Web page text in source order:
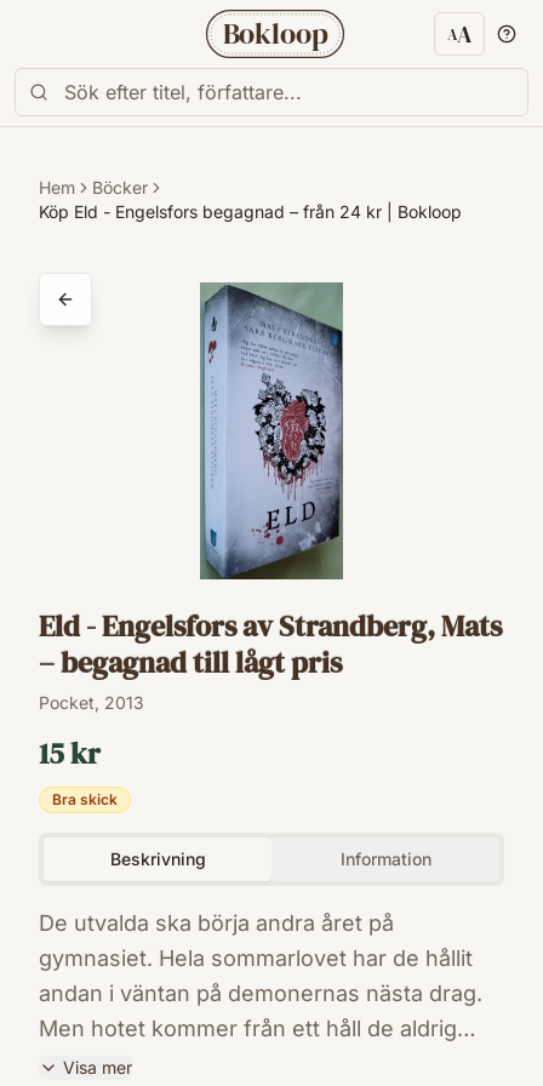
Bokloop AA
Hem
Böcker
Köp Eld - Engelsfors begagnad – från 24 kr | Bokloop
Eld - Engelsfors av Strandberg, Mats
– begagnad till lågt pris
Pocket, 2013
15 kr
Bra skick
Beskrivning Information
De utvalda ska börja andra året på
gymnasiet. Hela sommarlovet har de hållit
andan i väntan på demonernas nästa drag.
Men hotet kommer från ett håll de aldrig
kunnat förutse. Det blir alltmer uppenbart att
Visa mer